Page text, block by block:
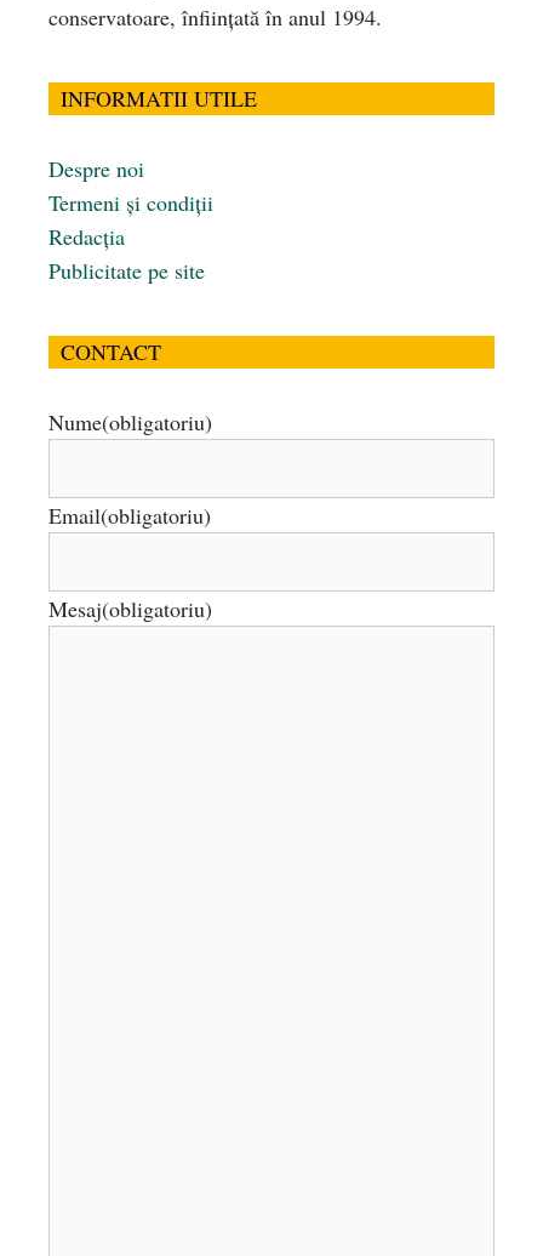
conservatoare, înfiinţată în anul 1994.
INFORMATII UTILE
Despre noi
Termeni și condiții
Redacția
Publicitate pe site
CONTACT
Nume(obligatoriu)
Email(obligatoriu)
Mesaj(obligatoriu)